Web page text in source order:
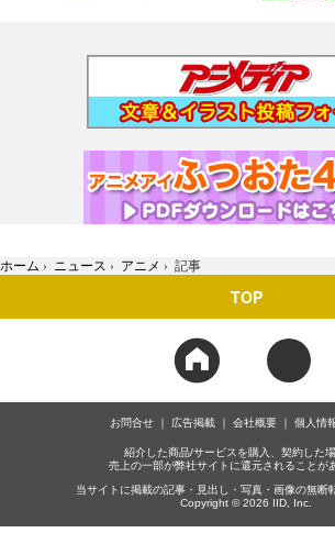
ホーム › ニュース › アニメ › 記事
TOP
お問合せ 広告掲載 会社概要 個人情
紹介した商品/サービスを購入、契約した場
売上の一部が弊社サイトに還元されることが
当サイトに掲載の記事・見出し・写真・画像の無断
Copyright © 2026 IID, Inc.